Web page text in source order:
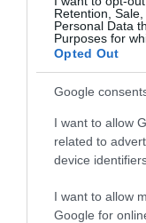
Retention,
Personal Data
Purposes for
Opted Out
Google
I want to allow
related to
device
I want to allow
Google for
Ne maradjon
bennünket az